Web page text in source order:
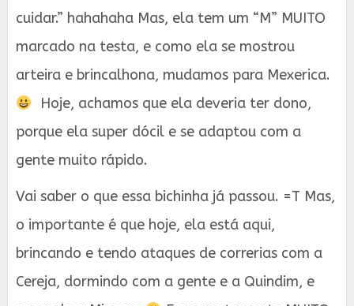
cuidar.” hahahaha Mas, ela tem um “M” MUITO
marcado na testa, e como ela se mostrou
arteira e brincalhona, mudamos para Mexerica.
Hoje, achamos que ela deveria ter dono,
porque ela super dócil e se adaptou com a
gente muito rápido.
Vai saber o que essa bichinha já passou. =T Mas,
o importante é que hoje, ela está aqui,
brincando e tendo ataques de correrias com a
Cereja, dormindo com a gente e a Quindim, e